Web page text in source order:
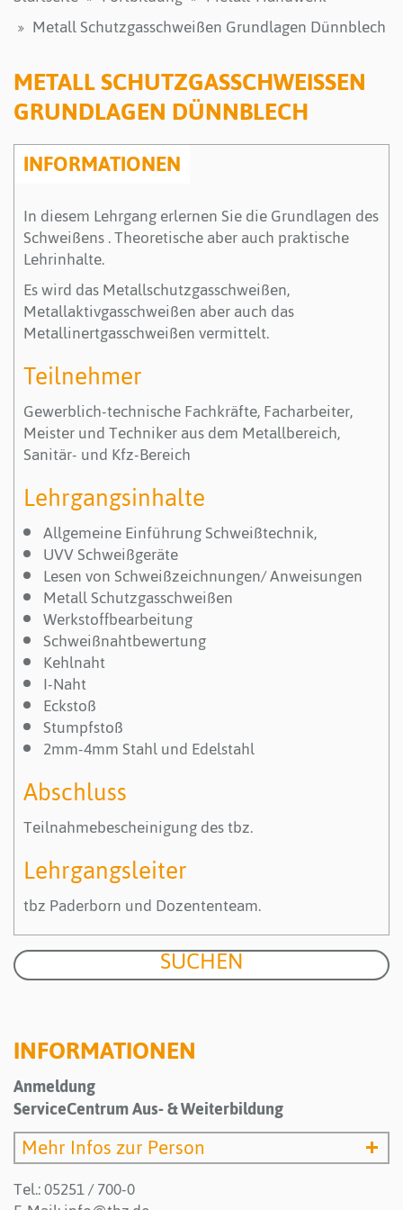
Metall Schutzgasschweißen Grundlagen Dünnblech
METALL SCHUTZGASSCHWEISSEN G
RUNDLAGEN DÜNNBLECH
INFORMATIONEN
In diesem Lehrgang erlernen Sie die Grundlagen des
Schweißens . Theoretische aber auch praktische
Lehrinhalte.
Es wird das Metallschutzgasschweißen,
Metallaktivgasschweißen aber auch das
Metallinertgasschweißen vermittelt.
Teilnehmer
Gewerblich-technische Fachkräfte, Facharbeiter,
Meister und Techniker aus dem Metallbereich,
Sanitär- und Kfz-Bereich
Lehrgangsinhalte
Allgemeine Einführung Schweißtechnik,
UVV Schweißgeräte
Lesen von Schweißzeichnungen/ Anweisungen
Metall Schutzgasschweißen
Werkstoffbearbeitung
Schweißnahtbewertung
Kehlnaht
I-Naht
Eckstoß
Stumpfstoß
2mm-4mm Stahl und Edelstahl
Abschluss
Teilnahmebescheinigung des tbz.
Lehrgangsleiter
tbz Paderborn und Dozententeam.
INFORMATIONEN
Anmeldung
ServiceCentrum Aus- & Weiterbildung
Mehr Infos zur Person
Tel.: 05251 / 700-0